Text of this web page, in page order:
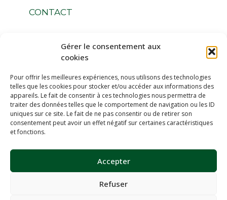
Gérer le consentement aux
cookies
Pour offrir les meilleures expériences, nous utilisons des technologies
telles que les cookies pour stocker et/ou accéder aux informations des
appareils. Le fait de consentir à ces technologies nous permettra de
traiter des données telles que le comportement de navigation ou les ID
uniques sur ce site. Le fait de ne pas consentir ou de retirer son
consentement peut avoir un effet négatif sur certaines caractéristiques
et fonctions.
Accepter
Refuser
CONTACT
Suivez-nous
Espace Membres
Devenir Membres